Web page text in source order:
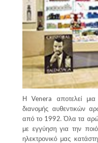
Η Venera αποτελεί μια
διανομής αυθεντικών
από το 1992. Όλα τα
με εγγύηση για την
ηλεκτρονικό μας